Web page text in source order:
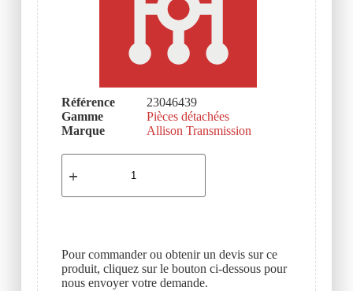
Référence
23046439
Gamme
Pièces détachées
Marque
Allison Transmission
Pour commander ou obtenir un devis sur ce
produit, cliquez sur le bouton ci-dessous pour
nous envoyer votre demande.